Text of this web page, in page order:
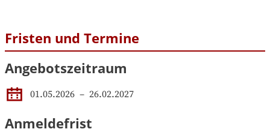
Fristen und Termine
Angebotszeitraum
01.05.2026 – 26.02.2027
Anmeldefrist